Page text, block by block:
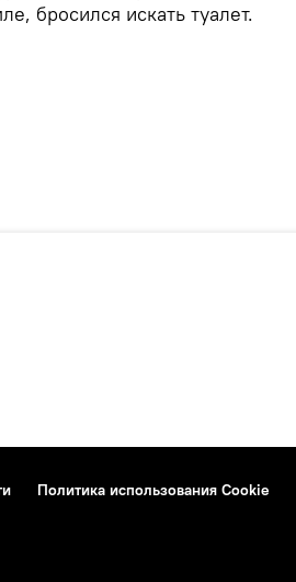
бросился искать туалет.
Политика использования Cookie